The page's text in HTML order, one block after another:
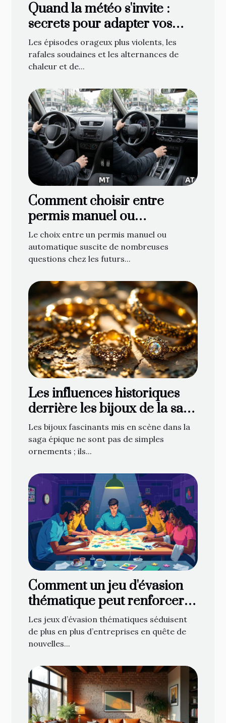
Quand la météo s'invite :
secrets pour adapter vos
bâches face aux caprices du
temps
Les épisodes orageux plus violents, les
rafales soudaines et les alternances de
chaleur et de...
Comment choisir entre
permis manuel ou
automatique ?
Le choix entre un permis manuel ou
automatique suscite de nombreuses
questions chez les futurs...
Les influences historiques
derrière les bijoux de la saga
épique
Les bijoux fascinants mis en scène dans la
saga épique ne sont pas de simples
ornements ; ils...
Comment un jeu d'évasion
thématique peut renforcer
l'esprit d'équipe ?
Les jeux d’évasion thématiques séduisent
de plus en plus d’entreprises en quête de
nouvelles...